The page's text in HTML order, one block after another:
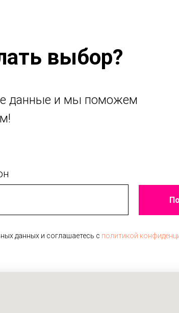
выбор?
данные и мы поможем
данных и соглашаетесь c политикой